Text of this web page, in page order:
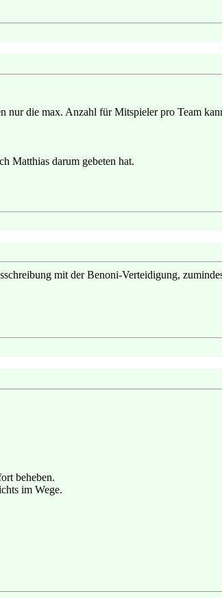
nur die max. Anzahl für Mitspieler pro Team
Matthias darum gebeten hat.
mit der Benoni-Verteidigung,
beheben.
im Wege.